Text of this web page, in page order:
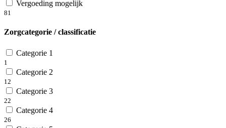
Vergoeding mogelijk
81
Zorgcategorie / classificatie
Categorie 1
1
Categorie 2
12
Categorie 3
22
Categorie 4
26